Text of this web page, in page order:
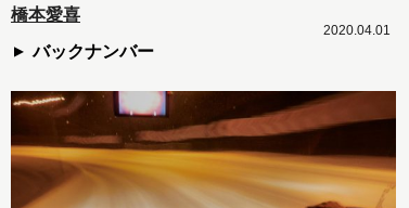
橋本愛喜
バックナンバー
2020.04.01